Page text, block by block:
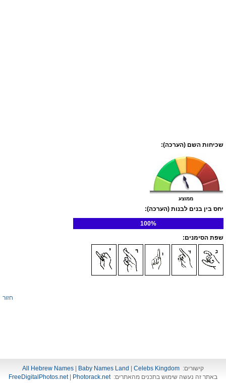
שכיחות השם (הערכה):
ממוצע
יחס בין בנים לבנות (הערכה):
100%
שפת הסימנים:
חזור
קישורים: All Hebrew Names Baby Names Land
Celebs Kingdom
באתר זה נעשה שימוש בתכנים מהאתרים:
FreeDigitalPhotos.net| Photorack.net